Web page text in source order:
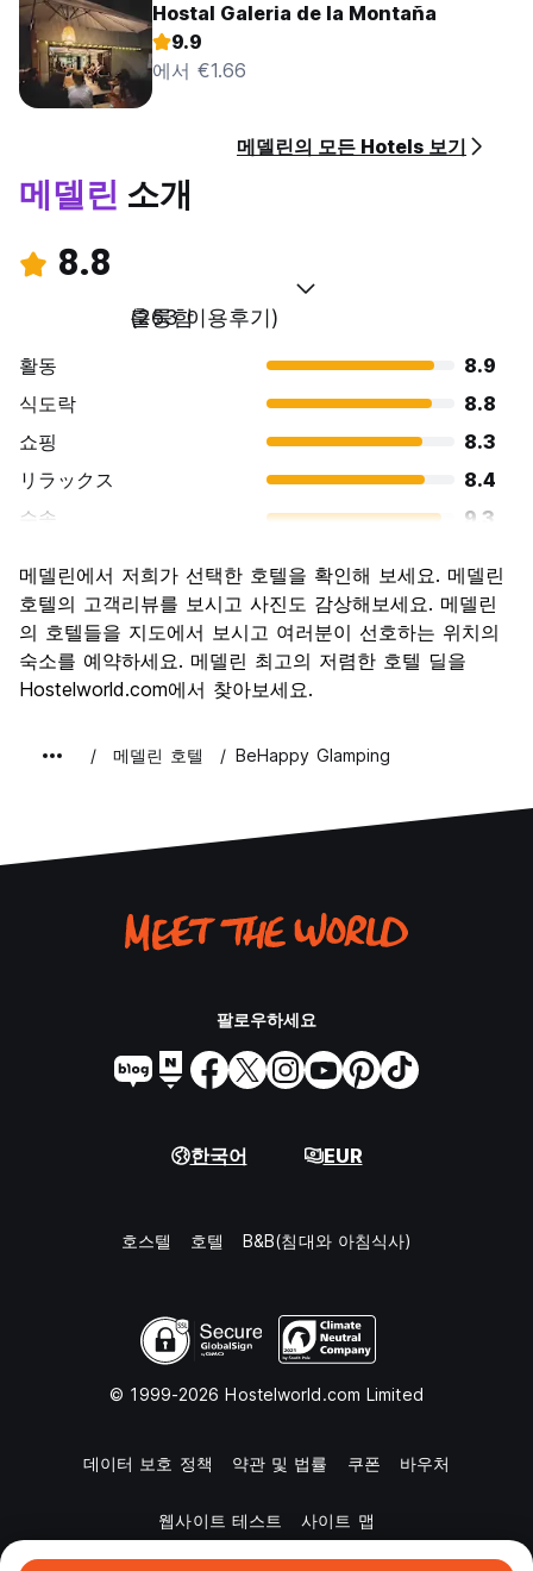
Hostal Galeria de la Montaña
9.9
에서 €1.66
메델린의 모든 Hotels 보기
메델린 소개
8.8
훌륭함
(263 이용후기)
활동
8.9
식도락
8.8
쇼핑
8.3
リラックス
8.4
수송
9.3
문화
8.8
나이트 라이프
9.2
가격 대비 만족도
8.4
메델린에서 저희가 선택한 호텔을 확인해 보세요. 메델린
호텔의 고객리뷰를 보시고 사진도 감상해보세요. 메델린
의 호텔들을 지도에서 보시고 여러분이 선호하는 위치의
숙소를 예약하세요. 메델린 최고의 저렴한 호텔 딜을
Hostelworld.com에서 찾아보세요.
메델린 호텔 BeHappy Glamping
팔로우하세요
한국어 EUR
호스텔 호텔 B&B(침대와 아침식사)
© 1999-2026 Hostelworld.com Limited
데이터 보호 정책 약관 및 법률 쿠폰 바우처
웹사이트 테스트 사이트 맵